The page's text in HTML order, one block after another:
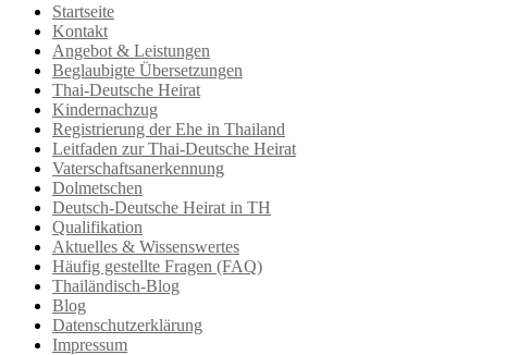
Startseite
Kontakt
Angebot & Leistungen
Beglaubigte Übersetzungen
Thai-Deutsche Heirat
Kindernachzug
Registrierung der Ehe in Thailand
Leitfaden zur Thai-Deutsche Heirat
Vaterschaftsanerkennung
Dolmetschen
Deutsch-Deutsche Heirat in TH
Qualifikation
Aktuelles & Wissenswertes
Häufig gestellte Fragen (FAQ)
Thailändisch-Blog
Blog
Datenschutzerklärung
Impressum